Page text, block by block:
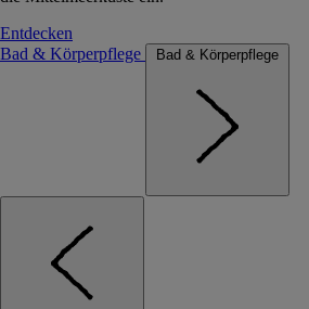
Entdecken
Bad & Körperpflege
Bad & Körperpflege